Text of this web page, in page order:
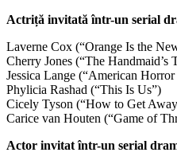
Actriță invitată într-un serial
Laverne Cox (“Orange Is the
Cherry Jones (“The Handmaid’s
Jessica Lange (“American
Phylicia Rashad (“This Is Us”)
Cicely Tyson (“How to Get
Carice van Houten (“Game of
Actor invitat într-un serial